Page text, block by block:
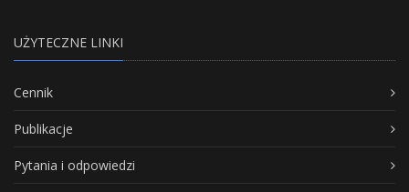
UŻYTECZNE LINKI
Cennik
Publikacje
Pytania i odpowiedzi